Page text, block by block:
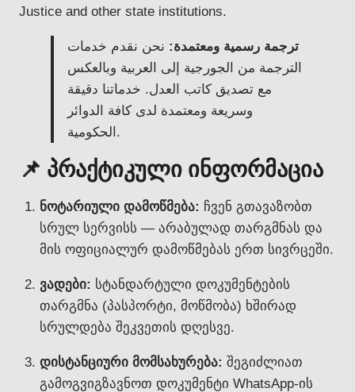
Justice and other state institutions.
ترجمة رسمية ومعتمدة: نحن نقدم خدمات
الترجمة من الجورجية إلى العربية وبالعكس
مع تصديق كاتب العدل. خدماتنا دقيقة
وسريعة ومعتمدة لدى كافة الدوائر
الحكومية.
📌 პრაქტიკული ინფორმაცია
ნოტარიული დამოწმება: ჩვენ გთავაზობთ
სრულ სერვისს — არაბულად თარგმნას და
მის ოფიციალურ დამოწმებას ერთ სივრცეში.
ვადები: სტანდარტული დოკუმენტების
თარგმნა (პასპორტი, მოწმობა) ხშირად
სრულდება შეკვეთის დღესვე.
დისტანციური მომსახურება: შეგიძლიათ
გამოგვიგზავნოთ დოკუმენტი WhatsApp-ის